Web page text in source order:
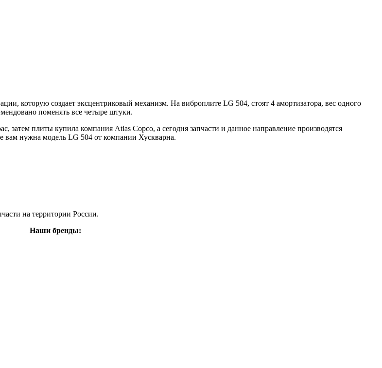
которую создает эксцентриковый механизм. На виброплите LG 504, стоят 4 амортизатора, вес одного
поменять все четыре штуки.
плиты купила компания Atlas Copco, а сегодня запчасти и данное направление производятся
вам нужна модель LG 504 от компании Хускварна.
на территории России.
Наши бренды: